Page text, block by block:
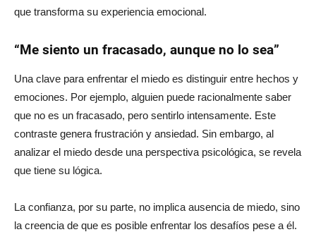
que transforma su experiencia emocional.
“Me siento un fracasado, aunque no lo sea”
Una clave para enfrentar el miedo es distinguir entre hechos y
emociones. Por ejemplo, alguien puede racionalmente saber
que no es un fracasado, pero sentirlo intensamente. Este
contraste genera frustración y ansiedad. Sin embargo, al
analizar el miedo desde una perspectiva psicológica, se revela
que tiene su lógica.
La confianza, por su parte, no implica ausencia de miedo, sino
la creencia de que es posible enfrentar los desafíos pese a él.